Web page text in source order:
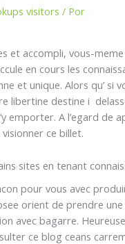
visitors / Por
et accompli, vous-
en cours les
et unique. Alors qu’ si
libertine destine i
emporter. A l’egard de
ce billet.
sites en tenant
pour vous avec
orient de prendre
avec bagarre.
ce blog ceans